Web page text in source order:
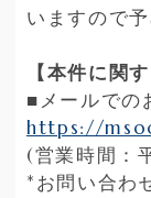
いますので
【本件に関
■メールでの
https://
(営業時間：
*お問い合わ